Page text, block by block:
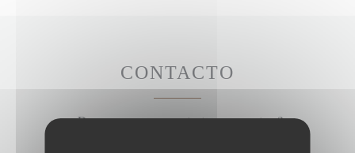
CONTACTO
¿Desea ponerse en contacto con nosotros?